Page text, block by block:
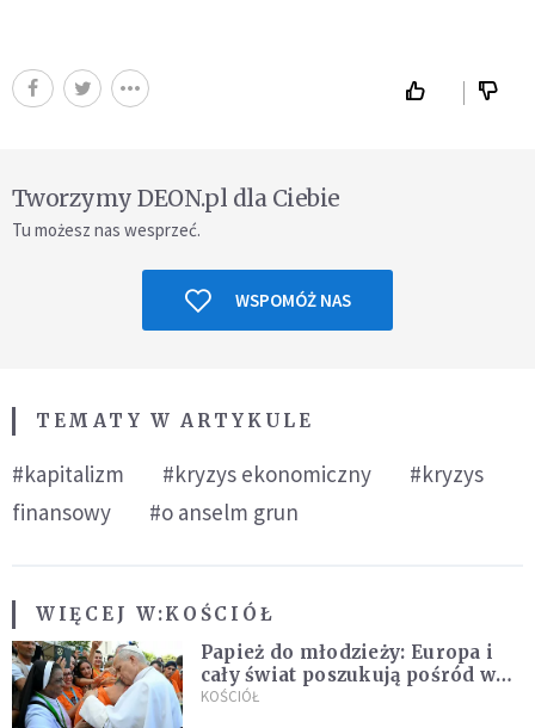
Tworzymy DEON.pl dla Ciebie
Tu możesz nas wesprzeć.
WSPOMÓŻ NAS
TEMATY W ARTYKULE
#kapitalizm #kryzys ekonomiczny
#kryzys
finansowy
#o anselm grun
WIĘCEJ W:KOŚCIÓŁ
Papież do młodzieży: Europa i
cały świat poszukują pośród was
nowych świętych
KOŚCIÓŁ